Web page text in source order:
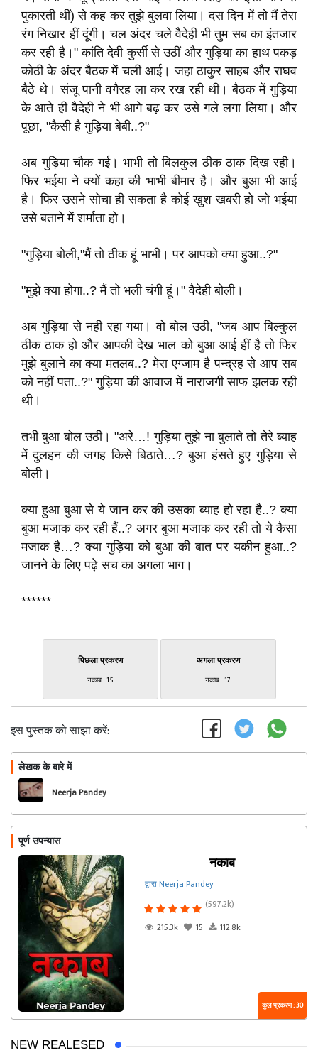
पुकारती थीं) से कह कर तुझे बुलवा लिया। दस दिन में तो मैं तेरा
रंग निखार हीं दूंगी। चल अंदर चले वैदेही भी तुम सब का इंतजार
कर रही है।" कांति देवी कुर्सी से उठीं और गुड़िया का हाथ पकड़
कोठी के अंदर बैठक में चली आई। जहा ठाकुर साहब और राघव
बैठे थे। संजू पानी वगैरह ला कर रख रही थी। बैठक में गुड़िया
के आते ही वैदेही ने भी आगे बढ़ कर उसे गले लगा लिया। और
पूछा, "कैसी है गुड़िया बेबी..?"
अब गुड़िया चौक गई। भाभी तो बिलकुल ठीक ठाक दिख रही।
फिर भईया ने क्यों कहा की भाभी बीमार है। और बुआ भी आई
है। फिर उसने सोचा ही सकता है कोई खुश खबरी हो जो भईया
उसे बताने में शर्माता हो।
"गुड़िया बोली,"मैं तो ठीक हूं भाभी। पर आपको क्या हुआ..?"
"मुझे क्या होगा..? मैं तो भली चंगी हूं।" वैदेही बोली।
अब गुड़िया से नही रहा गया। वो बोल उठी, "जब आप बिल्कुल
ठीक ठाक हो और आपकी देख भाल को बुआ आई हीं है तो फिर
मुझे बुलाने का क्या मतलब..? मेरा एग्जाम है पन्द्रह से आप सब
को नहीं पता..?" गुड़िया की आवाज में नाराजगी साफ झलक रही
थी।
तभी बुआ बोल उठी। "अरे…! गुड़िया तुझे ना बुलाते तो तेरे ब्याह
में दुलहन की जगह किसे बिठाते…? बुआ हंसते हुए गुड़िया से
बोली।
क्या हुआ बुआ से ये जान कर की उसका ब्याह हो रहा है..? क्या
बुआ मजाक कर रही हैं..? अगर बुआ मजाक कर रही तो ये कैसा
मजाक है…? क्या गुड़िया को बुआ की बात पर यकीन हुआ..?
जानने के लिए पढ़े सच का अगला भाग।
******
पिछला प्रकरण
नकाब - 15
अगला प्रकरण
नकाब - 17
इस पुस्तक को साझा करें:
लेखक के बारे में
Neerja Pandey
पूर्ण उपन्यास
नकाब
द्वारा Neerja Pandey
(597.2k)
215.3k
15 112.8k
कुल प्रकरण : 30
NEW REALESED